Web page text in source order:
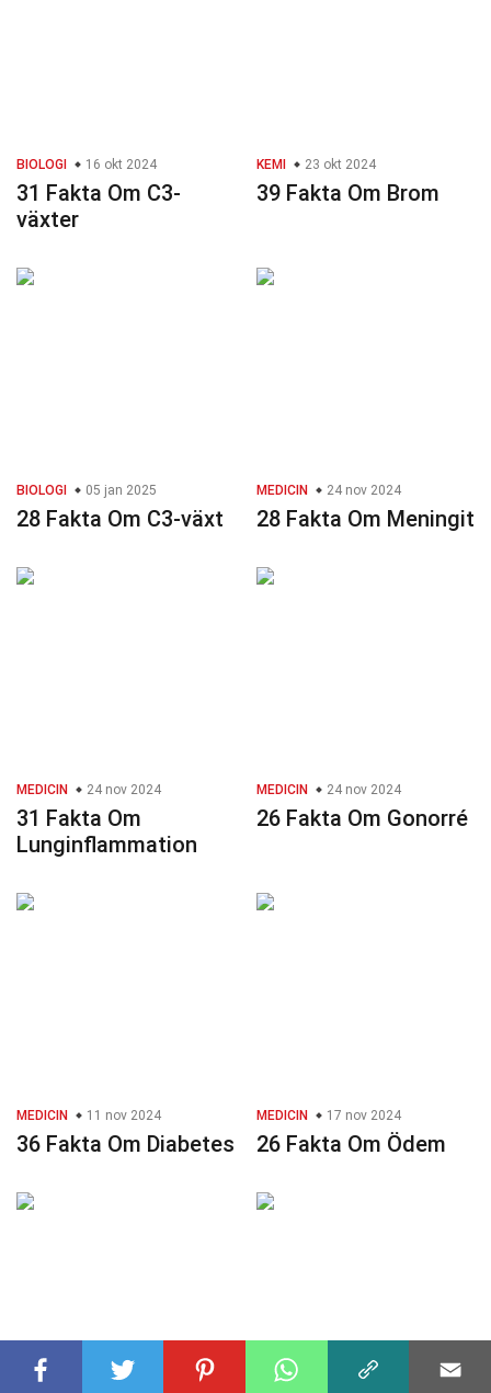
BIOLOGI 16 okt 2024
31 Fakta Om C3-
växter
KEMI 23 okt 2024
39 Fakta Om Brom
BIOLOGI 05 jan 2025
28 Fakta Om C3-växt
MEDICIN 24 nov 2024
28 Fakta Om Meningit
MEDICIN 24 nov 2024
31 Fakta Om
Lunginflammation
MEDICIN 24 nov 2024
26 Fakta Om Gonorré
MEDICIN 11 nov 2024
36 Fakta Om Diabetes
MEDICIN 17 nov 2024
26 Fakta Om Ödem